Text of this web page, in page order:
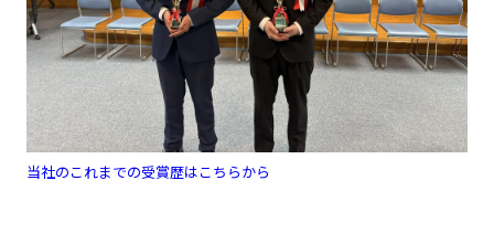
当社のこれまでの受賞歴はこちらから